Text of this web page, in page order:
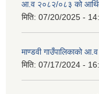
आ.व २०८२/०८३ को
मिति: 07/20/2025 -
माण्डवी गाउँपालिकाको
मिति: 07/17/2024 -